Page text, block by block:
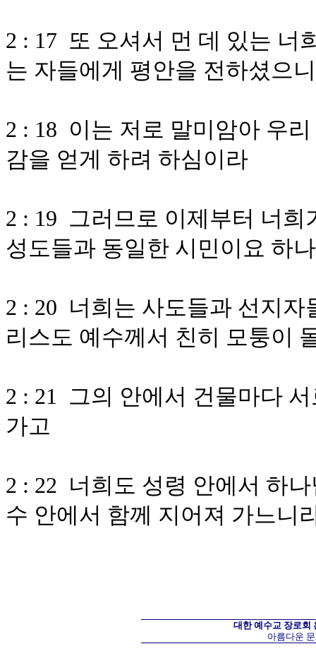
2 : 17 또 오셔서 먼 데 있는 너
는 자들에게 평안을 전하셨으니
2 : 18 이는 저로 말미암아 우
감을 얻게 하려 하심이라
2 : 19 그러므로 이제부터 너
성도들과 동일한 시민이요 하
2 : 20 너희는 사도들과 선지
리스도 예수께서 친히 모퉁이
2 : 21 그의 안에서 건물마다
가고
2 : 22 너희도 성령 안에서 하
수 안에서 함께 지어져 가느니
대한 예수교 장로회
아름다운